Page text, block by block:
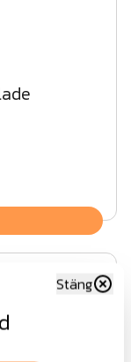
Stäng